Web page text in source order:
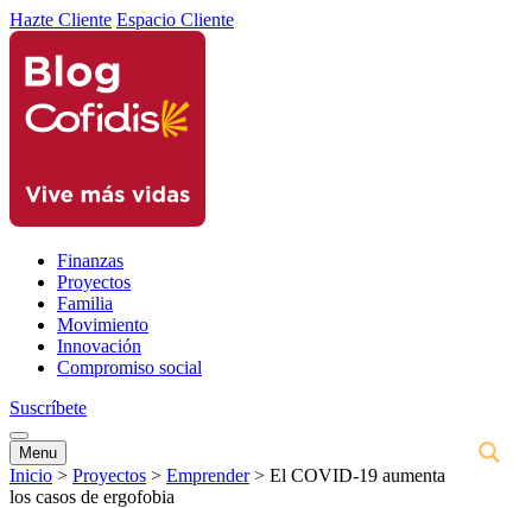
Hazte Cliente Espacio Cliente
Finanzas
Proyectos
Familia
Movimiento
Innovación
Compromiso social
Suscríbete
Menu
Inicio > Proyectos > Emprender > El COVID-19 aumenta
los casos de ergofobia